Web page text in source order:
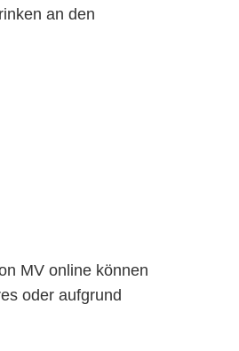
an den
MV online können
oder aufgrund